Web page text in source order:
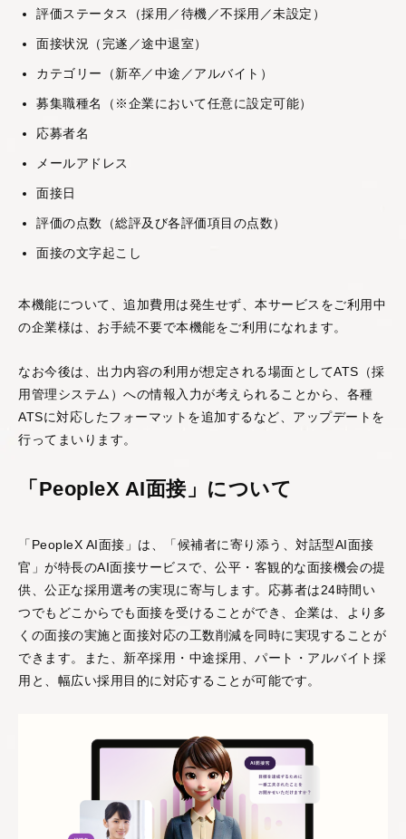
AI360
部下や同僚からの個人
の評判を収集・解析
分析する360度フィード
営業支援AIシリーズ
PeopleX AIセー
AIエージェントがオン
ライン会議に入り込
み、適切・適時に営業
活動をサポートするサ
“PeopleX AgenticHRプラットフォーム”は従来のHR向
けSaaSとは異なり、AIが自律的に人事課題を特定し
解決策まで提案する、全く新しいHRプラットフォー
ムです。面接→面談→ロープレの相互連携はもちろ
ん、他のHR向けSaaSの情報を連携することで様々な
人事課題を視覚化し、適切な解決策をAIエージェント
がご提案します。
評価ステータス（採用／待機／不採用／未設定）
面接状況（完遂／途中退室）
カテゴリー（新卒／中途／アルバイト）
募集職種名（※企業において任意に設定可能）
応募者名
メールアドレス
面接日
評価の点数（総評及び各評価項目の点数）
面接の文字起こし
本機能について、追加費用は発生せず、本サービスをご利用中
の企業様は、お手続不要で本機能をご利用になれます。
なお今後は、出力内容の利用が想定される場面としてATS（採
用管理システム）への情報入力が考えられることから、各種
ATSに対応したフォーマットを追加するなど、アップデートを
行ってまいります。
「PeopleX AI面接」について
「PeopleX AI面接」は、「候補者に寄り添う、対話型AI面接
官」が特長のAI面接サービスで、公平・客観的な面接機会の提
供、公正な採用選考の実現に寄与します。応募者は24時間い
つでもどこからでも面接を受けることができ、企業は、より多
くの面接の実施と面接対応の工数削減を同時に実現することが
できます。また、新卒採用・中途採用、パート・アルバイト採
用と、幅広い採用目的に対応することが可能です。